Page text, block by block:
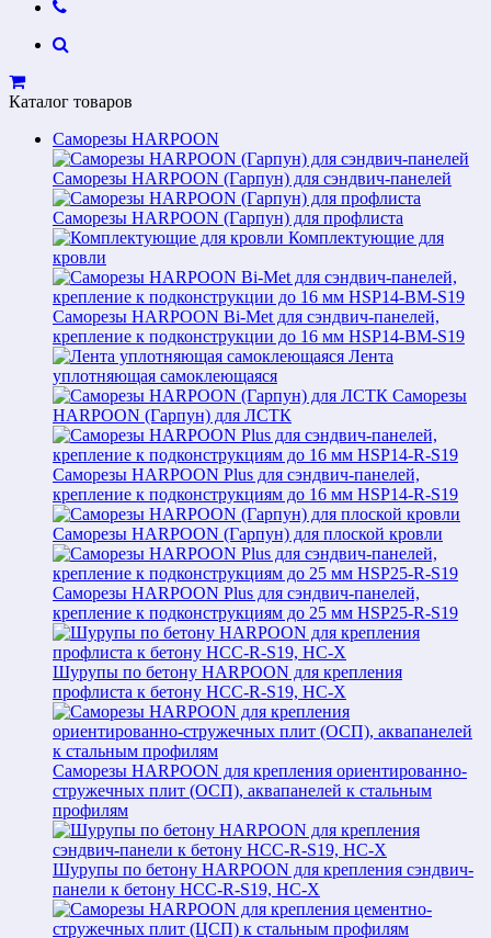
Каталог товаров
Саморезы HARPOON
Саморезы HARPOON (Гарпун) для сэндвич-панелей
Саморезы HARPOON (Гарпун) для профлиста
Комплектующие для
кровли
Саморезы HARPOON Bi-Met для сэндвич-панелей,
крепление к подконструкции до 16 мм HSP14-BM-S19
Лента
уплотняющая самоклеющаяся
Саморезы
HARPOON (Гарпун) для ЛСТК
Саморезы HARPOON Plus для сэндвич-панелей,
крепление к подконструкциям до 16 мм HSP14-R-S19
Саморезы HARPOON (Гарпун) для плоской кровли
Саморезы HARPOON Plus для сэндвич-панелей,
крепление к подконструкциям до 25 мм HSP25-R-S19
Шурупы по бетону HARPOON для крепления
профлиста к бетону HCC-R-S19, HC-X
Саморезы HARPOON для крепления ориентированно-
стружечных плит (ОСП), аквапанелей к стальным
профилям
Шурупы по бетону HARPOON для крепления сэндвич-
панели к бетону HCC-R-S19, HC-X